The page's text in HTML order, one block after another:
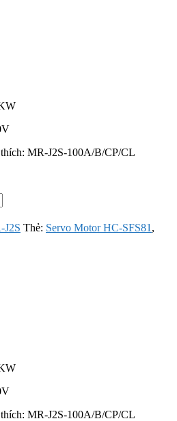
MR-J2S-100A/B/CP/CL
J2S Thẻ: Servo Motor HC-SFS81 ,
MR-J2S-100A/B/CP/CL